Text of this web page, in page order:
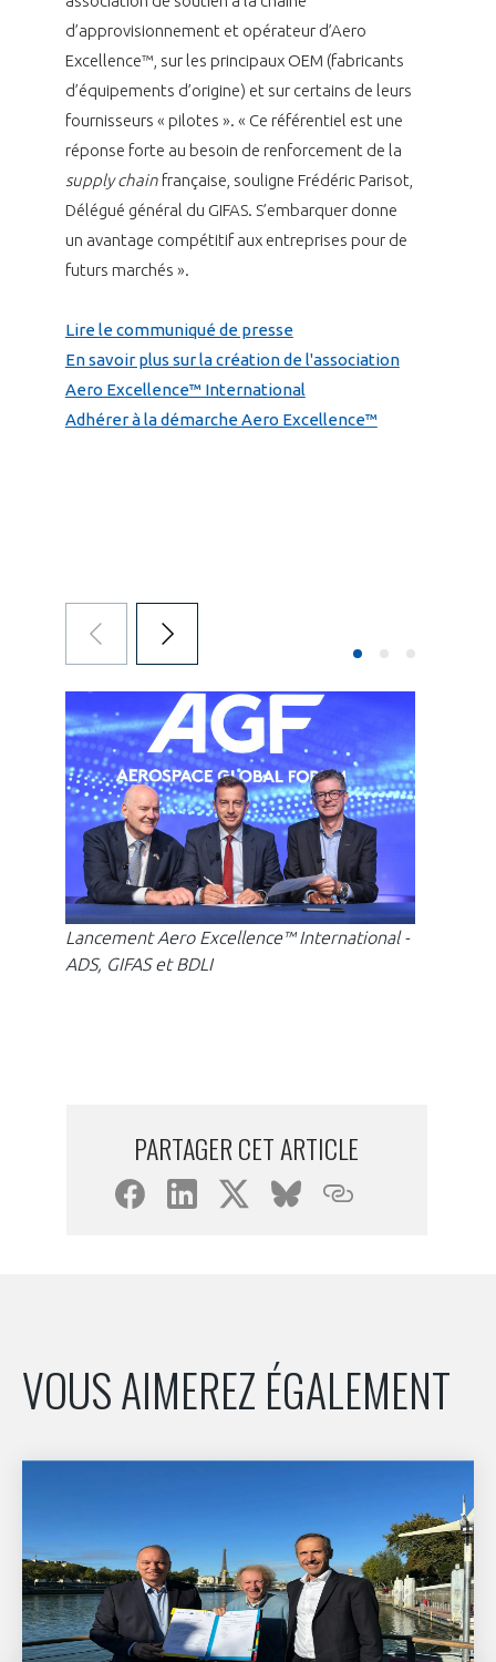
d’approvisionnement et opérateur d’Aero
Excellence™, sur les principaux OEM (fabricants
d’équipements d’origine) et sur certains de leurs
fournisseurs « pilotes ». « Ce référentiel est une
réponse forte au besoin de renforcement de la
supply chainfrançaise, souligne Frédéric Parisot,
Délégué général du GIFAS. S’embarquer donne
un avantage compétitif aux entreprises pour de
futurs marchés ».
Lire le communiqué de presse
En savoir plus sur la création de l'association
Aero Excellence™ International
Adhérer à la démarche Aero Excellence™
Lancement Aero Excellence™ International -
ADS, GIFAS et BDLI
PARTAGER CET ARTICLE
VOUS AIMEREZ ÉGALEMENT